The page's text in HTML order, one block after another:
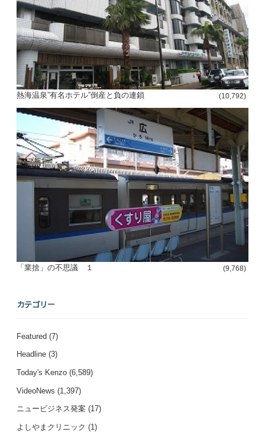
熱海温泉”有名ホテル”倒産と負の連鎖 (10,792)
「業捨」の不思議 １ (9,768)
カテゴリー
Featured (7)
Headline (3)
Today's Kenzo (6,589)
VideoNews (1,397)
ニュービジネス発案 (17)
よしやまクリニック (1)